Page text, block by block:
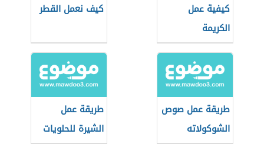
كيفية عمل
الكريمة
كيف نعمل القطر
طريقة عمل صوص
الشوكولاته
طريقة عمل
الشيرة للحلويات